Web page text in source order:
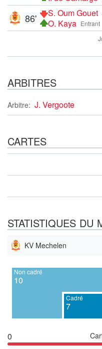
S. Oum Gouet
Entrant
O. Kaya
86'
ARBITRES
Arbitre: J. Vergoote
CARTES
STATISTIQUES DU
KV Mechelen
Non cadré
10
Cadré
7
0